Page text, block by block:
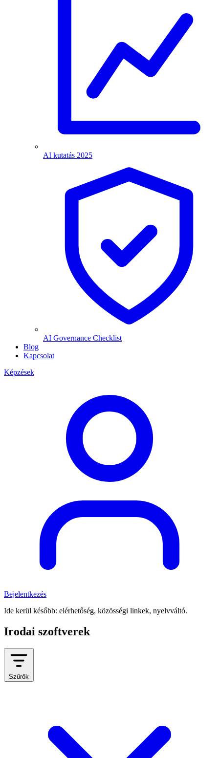
AI kutatás 2025
AI Governance Checklist
Blog
Kapcsolat
Képzések
Bejelentkezés
Ide kerül később: elérhetőség, közösségi linkek, nyelvváltó.
Irodai szoftverek
Szűrők